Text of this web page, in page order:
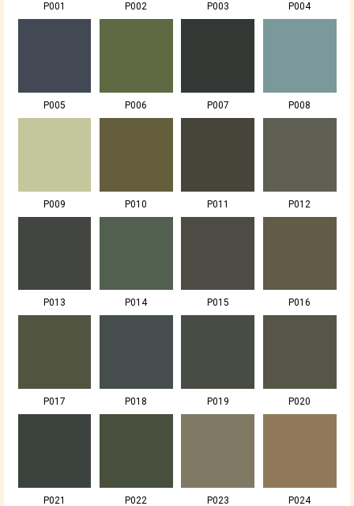
P001 P002 P003 P004
P005 P006 P007 P008
P009 P010 P011 P012
P013 P014 P015 P016
P017 P018 P019 P020
P021 P022 P023 P024